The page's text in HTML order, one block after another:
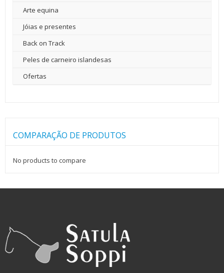
Arte equina
Jóias e presentes
Back on Track
Peles de carneiro islandesas
Ofertas
COMPARAÇÃO DE PRODUTOS
No products to compare